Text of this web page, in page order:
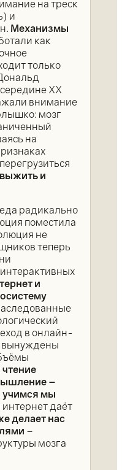
на треск
и
Механизмы
как
только
XX
внимание
мозг
на
и
радикально
поместила
не
теперь
и
в онлайн-
вынуждены
чтение
–
мы
интернет даёт
делает нас
–
мозга